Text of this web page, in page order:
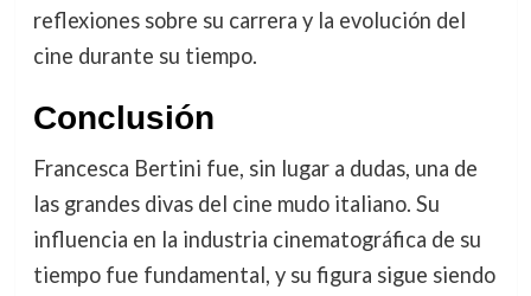
reflexiones sobre su carrera y la evolución del
cine durante su tiempo.
Conclusión
Francesca Bertini fue, sin lugar a dudas, una de
las grandes divas del cine mudo italiano. Su
influencia en la industria cinematográfica de su
tiempo fue fundamental, y su figura sigue siendo